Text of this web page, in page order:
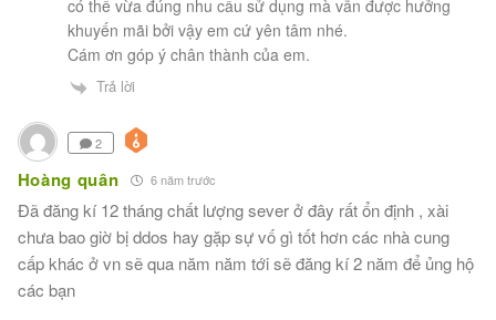
có thể vừa đúng nhu cầu sử dụng mà vẫn được hưởng
khuyến mãi bởi vậy em cứ yên tâm nhé.
Cám ơn góp ý chân thành của em.
Trả lời
2
Hoàng quân 6 năm trước
Đã đăng kí 12 tháng chất lượng sever ở đây rất ổn định , xài
chưa bao giờ bị ddos hay gặp sự vố gì tốt hơn các nhà cung
cấp khác ở vn sẽ qua năm năm tới sẽ đăng kí 2 năm để ủng hộ
các bạn